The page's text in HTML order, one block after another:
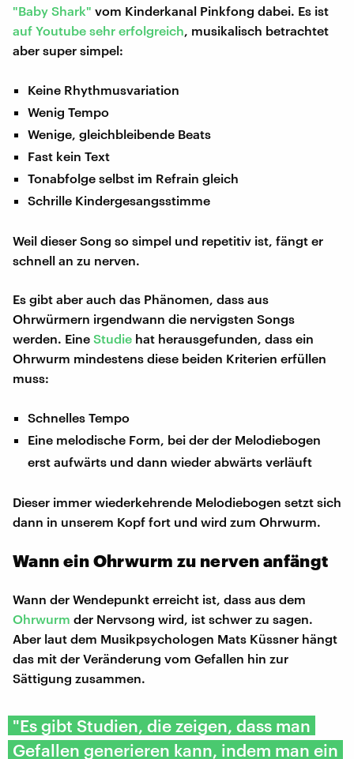
"Baby Shark" vom Kinderkanal Pinkfong dabei. Es ist
auf Youtube sehr erfolgreich , musikalisch betrachtet
aber super simpel:
Keine Rhythmusvariation
Wenig Tempo
Wenige, gleichbleibende Beats
Fast kein Text
Tonabfolge selbst im Refrain gleich
Schrille Kindergesangsstimme
Weil dieser Song so simpel und repetitiv ist, fängt er
schnell an zu nerven.
Es gibt aber auch das Phänomen, dass aus
Ohrwürmern irgendwann die nervigsten Songs
werden. Eine Studie hat herausgefunden, dass ein
Ohrwurm mindestens diese beiden Kriterien erfüllen
muss:
Schnelles Tempo
Eine melodische Form, bei der der Melodiebogen
erst aufwärts und dann wieder abwärts verläuft
Dieser immer wiederkehrende Melodiebogen setzt sich
dann in unserem Kopf fort und wird zum Ohrwurm.
Wann ein Ohrwurm zu nerven anfängt
Wann der Wendepunkt erreicht ist, dass aus dem
Ohrwurm der Nervsong wird, ist schwer zu sagen.
Aber laut dem Musikpsychologen Mats Küssner hängt
das mit der Veränderung vom Gefallen hin zur
Sättigung zusammen.
"Es gibt Studien, die zeigen, dass man
Gefallen generieren kann, indem man ein